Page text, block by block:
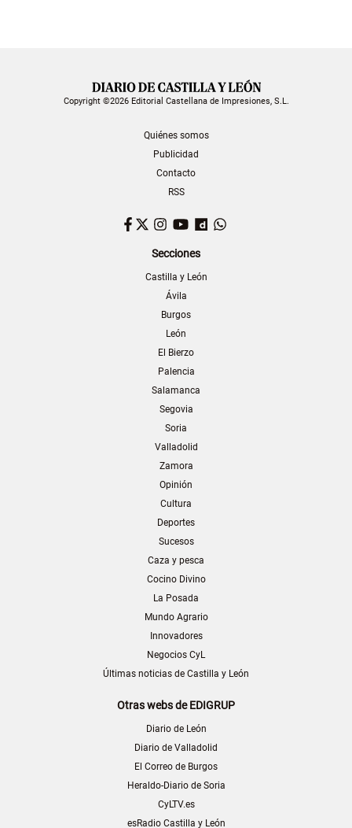
Copyright ©2026 Editorial Castellana de Impresiones, S.L.
Quiénes somos
Publicidad
Contacto
RSS
Facebook
TwitterInstagram
YouTubeDailymotion
Secciones
Castilla y León
Ávila
Burgos
León
El Bierzo
Palencia
Salamanca
Segovia
Soria
Valladolid
Zamora
Opinión
Cultura
Deportes
Sucesos
Caza y pesca
Cocino Divino
La Posada
Mundo Agrario
Innovadores
Negocios CyL
Últimas noticias de Castilla y León
Otras webs de EDIGRUP
Diario de León
Diario de Valladolid
El Correo de Burgos
Heraldo-Diario de Soria
CyLTV.es
esRadio Castilla y León